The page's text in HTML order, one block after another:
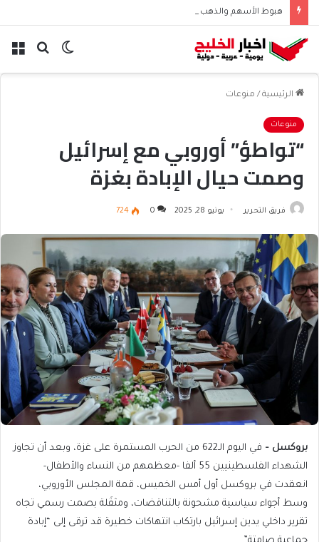
هبوط الأسهم والذهب وصعود النفط يعقّد مسار الفدرالي
بحث الوضع
الرئيسية / منوعات
منوعات
“تواطؤ” أوروبي مع إسرائيل
وصمت حيال الإبادة بغزة
فريق التحرير يونيو 28, 2025 0
724
بروكسل –
في اليوم الـ622 من الحرب المستمرة على غزة، وبعد أن تجاوز
الشهداء الفلسطينيين 55 ألفا -معظمهم من النساء والأطفال-
انعقدت في بروكسل أول أمس الخميس، قمة المجلس الأوروبي،
وسط أجواء سياسية مشحونة بالتناقضات، ومثقَلة بصمت رسمي تجاه
تقرير داخلي يدين إسرائيل بارتكاب انتهاكات خطيرة قد ترقى إلى “إبادة